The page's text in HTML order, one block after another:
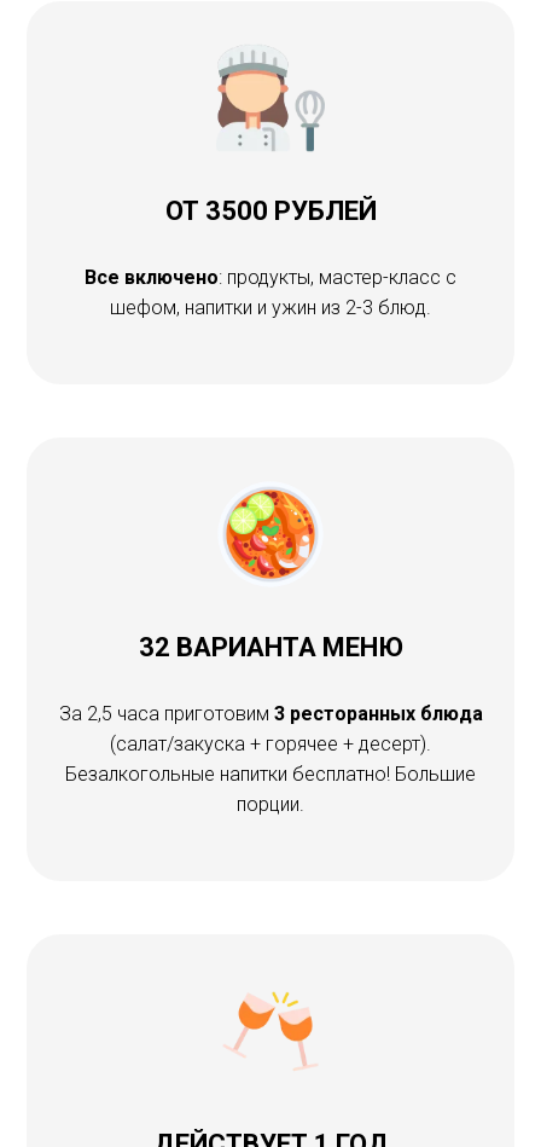
ОТ 3500 РУБЛЕЙ
Все включено: продукты, мастер-класс с
шефом, напитки и ужин из 2-3 блюд.
32 ВАРИАНТА МЕНЮ
За 2,5 часа приготовим 3 ресторанных блюда
(салат/закуска + горячее + десерт).
Безалкогольные напитки бесплатно! Большие
порции.